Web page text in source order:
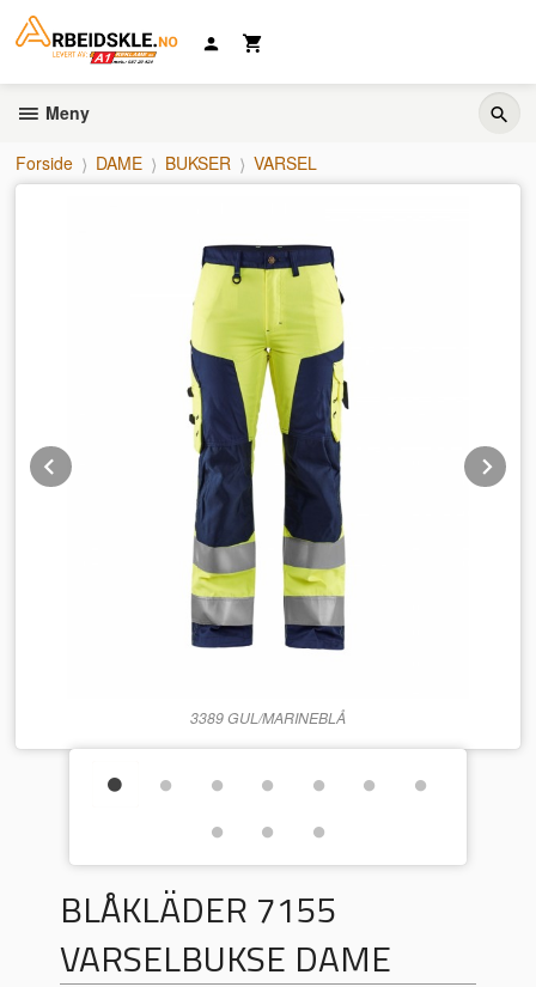
innholdet
Meny
Forside DAME BUKSER VARSEL
3389 GUL/MARINEBLÅ
Prev
BLÅKLÄDER 7155
VARSELBUKSE DAME